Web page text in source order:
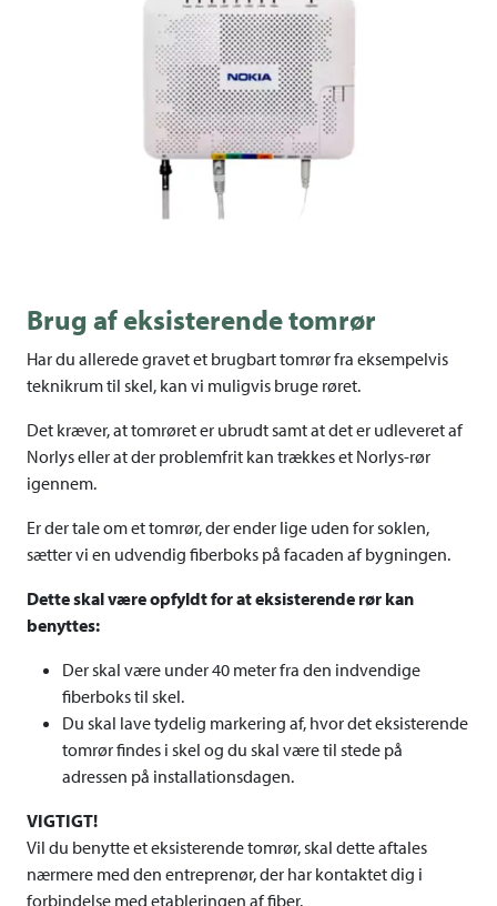
Brug af eksisterende tomrør
Har du allerede gravet et brugbart tomrør fra eksempelvis
teknikrum til skel, kan vi muligvis bruge røret.
Det kræver, at tomrøret er ubrudt samt at det er udleveret af
Norlys eller at der problemfrit kan trækkes et Norlys-rør
igennem.
Er der tale om et tomrør, der ender lige uden for soklen,
sætter vi en udvendig fiberboks på facaden af bygningen.
Dette skal være opfyldt for at eksisterende rør kan
benyttes:
Der skal være under 40 meter fra den indvendige
fiberboks til skel.
Du skal lave tydelig markering af, hvor det eksisterende
tomrør findes i skel og du skal være til stede på
adressen på installationsdagen.
VIGTIGT!
Vil du benytte et eksisterende tomrør, skal dette aftales
nærmere med den entreprenør, der har kontaktet dig i
forbindelse med etableringen af fiber.